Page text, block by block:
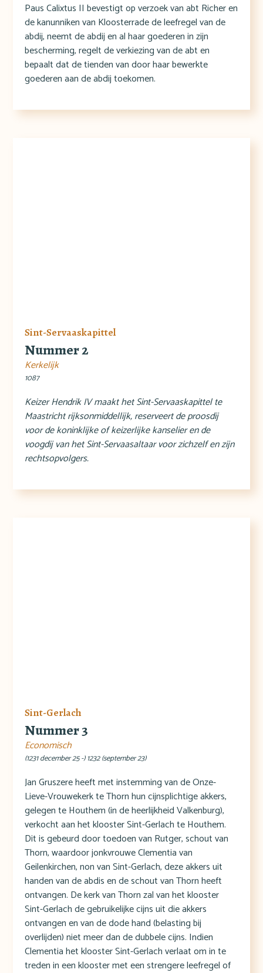
Paus Calixtus II bevestigt op verzoek van abt Richer en
de kanunniken van Kloosterrade de leefregel van de
abdij, neemt de abdij en al haar goederen in zijn
bescherming, regelt de verkiezing van de abt en
bepaalt dat de tienden van door haar bewerkte
goederen aan de abdij toekomen.
Sint-Servaaskapittel
Nummer 2
Kerkelijk
1087
Keizer Hendrik IV maakt het Sint-Servaaskapittel te
Maastricht rijksonmiddellijk, reserveert de proosdij
voor de koninklijke of keizerlijke kanselier en de
voogdij van het Sint-Servaasaltaar voor zichzelf en zijn
rechtsopvolgers.
Sint-Gerlach
Nummer 3
Economisch
(1231 december 25 -) 1232 (september 23)
Jan Gruszere heeft met instemming van de Onze-
Lieve-Vrouwekerk te Thorn hun cijnsplichtige akkers,
gelegen te Houthem (in de heerlijkheid Valkenburg),
verkocht aan het klooster Sint-Gerlach te Houthem.
Dit is gebeurd door toedoen van Rutger, schout van
Thorn, waardoor jonkvrouwe Clementia van
Geilenkirchen, non van Sint-Gerlach, deze akkers uit
handen van de abdis en de schout van Thorn heeft
ontvangen. De kerk van Thorn zal van het klooster
Sint-Gerlach de gebruikelijke cijns uit die akkers
ontvangen en van de dode hand (belasting bij
overlijden) niet meer dan de dubbele cijns. Indien
Clementia het klooster Sint-Gerlach verlaat om in te
treden in een klooster met een strengere leefregel of